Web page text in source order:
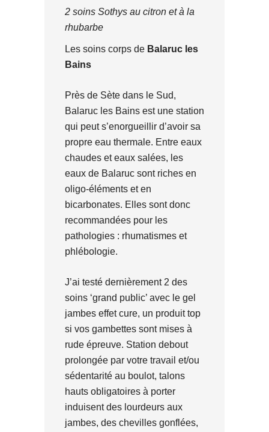
2 soins Sothys au citron et à la
rhubarbe
Les soins corps de Balaruc les
Bains
Près de Sète dans le Sud,
Balaruc les Bains est une station
qui peut s’enorgueillir d’avoir sa
propre eau thermale. Entre eaux
chaudes et eaux salées, les
eaux de Balaruc sont riches en
oligo-éléments et en
bicarbonates. Elles sont donc
recommandées pour les
pathologies : rhumatismes et
phlébologie.
J’ai testé dernièrement 2 des
soins ‘grand public’ avec le gel
jambes effet cure, un produit top
si vos gambettes sont mises à
rude épreuve. Station debout
prolongée par votre travail et/ou
sédentarité au boulot, talons
hauts obligatoires à porter
induisent des lourdeurs aux
jambes, des chevilles gonflées,